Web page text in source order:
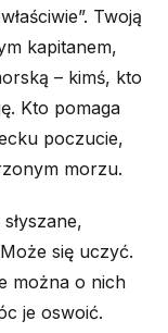
Twoją
kapitanem,
– kimś, kto
Kto pomaga
poczucie,
morzu.
się uczyć.
można o nich
je oswoić.